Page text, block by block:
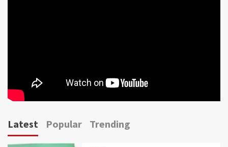
Latest Popular Trending